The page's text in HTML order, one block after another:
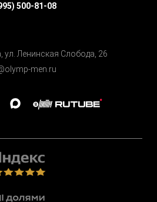
500-81-08
ул. Ленинская Cлобода, 26
men.ru